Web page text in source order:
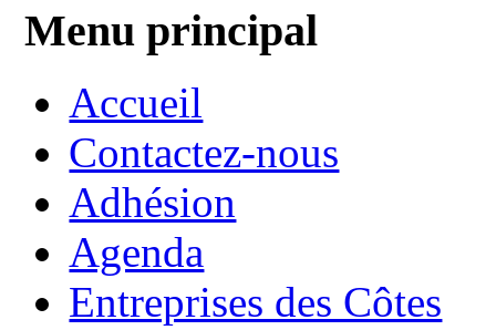
Menu principal
Accueil
Contactez-nous
Adhésion
Agenda
Entreprises des Côtes